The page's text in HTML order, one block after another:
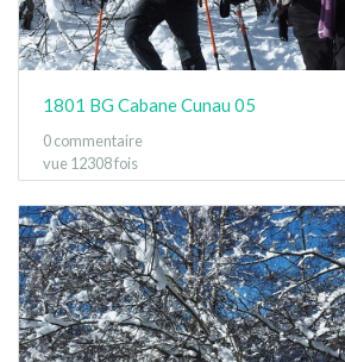
1801 BG Cabane Cunau 05
0 commentaire
vue 12308 fois